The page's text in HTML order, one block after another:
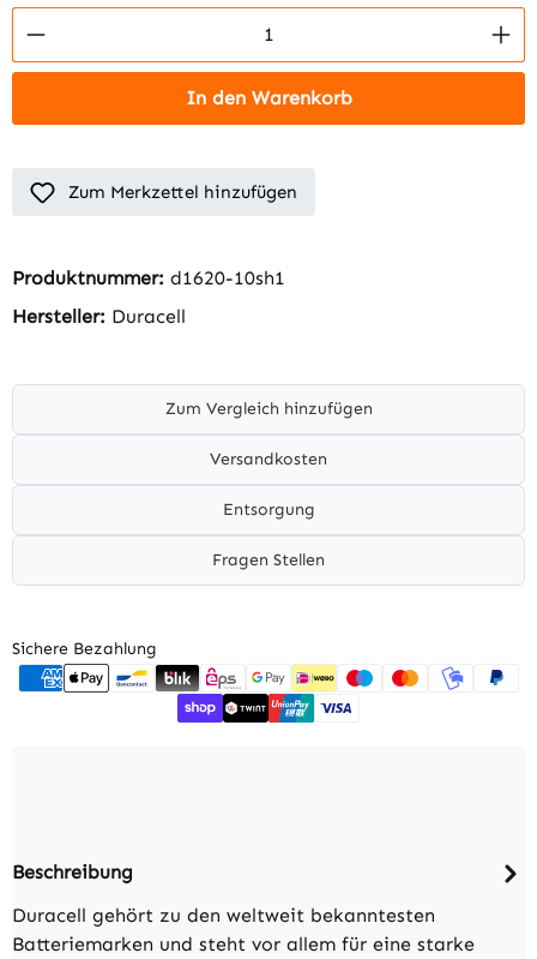
Produkt Anzahl: Gib den gewünschten
In den Warenkorb
Zum Merkzettel hinzufügen
Produktnummer: d1620-10sh1
Hersteller: Duracell
Zum Vergleich hinzufügen
Versandkosten
Entsorgung
Fragen Stellen
Sichere Bezahlung
Beschreibung
Duracell gehört zu den weltweit bekanntesten
Batteriemarken und steht vor allem für eine starke